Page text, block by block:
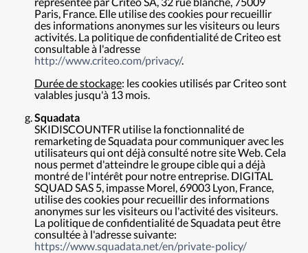
Paris, France. Elle utilise des cookies pour recueillir
des informations anonymes sur les visiteurs ou leurs
activités. La politique de confidentialité de Criteo est
consultable à l'adresse
http://www.criteo.com/privacy/.
Durée de stockage: les cookies utilisés par Criteo sont
valables jusqu'à 13 mois.
Squadata
SKIDISCOUNTFR utilise la fonctionnalité de
remarketing de Squadata pour communiquer avec les
utilisateurs qui ont déjà consulté notre site Web. Cela
nous permet d'atteindre le groupe cible qui a déjà
montré de l'intérêt pour notre entreprise. DIGITAL
SQUAD SAS 5, impasse Morel, 69003 Lyon, France,
utilise des cookies pour recueillir des informations
anonymes sur les visiteurs ou l'activité des visiteurs.
La politique de confidentialité de Squadata peut être
consultée à l'adresse suivante:
https://www.squadata.net/en/private-policy/